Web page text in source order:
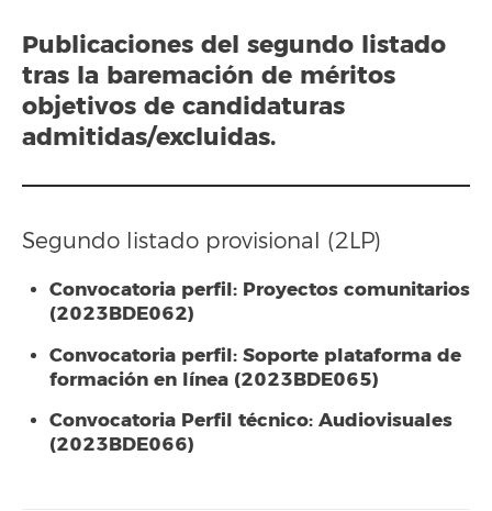
Publicaciones del segundo listado
tras la baremación de méritos
objetivos de candidaturas
admitidas/excluidas.
Segundo listado provisional (2LP)
Convocatoria perfil: Proyectos comunitarios
(2023BDE062)
Convocatoria perfil: Soporte plataforma de
formación en línea (2023BDE065)
Convocatoria Perfil técnico: Audiovisuales
(2023BDE066)